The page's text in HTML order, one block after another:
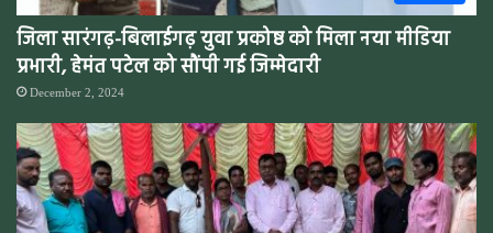
जिला सारंगढ़-बिलाईगढ़ युवा प्रकोष्ठ को मिला नया मीडिया
प्रभारी, हेमंत पटेल को सौंपी गई जिम्मेदारी
December 2, 2024